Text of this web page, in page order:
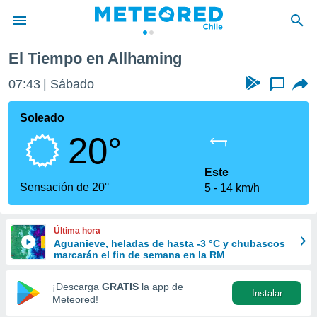
de
por
que se
calidad.
a este
las
y
forma
digital
basada
El Tiempo en Allhaming
07:43 Sábado ...
Soleado
20°
Sensación de 20°
Este
5
14 km/h
Última hora
Aguanieve, heladas de hasta -3 °C y chubascos
marcarán el fin de semana en la RM
¡Descarga GRATIS la app de
Meteored!
Instalar